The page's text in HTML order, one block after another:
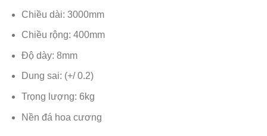
Chiều dài: 3000mm
Chiều rộng: 400mm
Độ dày: 8mm
Dung sai: (+/ 0.2)
Trọng lượng: 6kg
Nền đá hoa cương